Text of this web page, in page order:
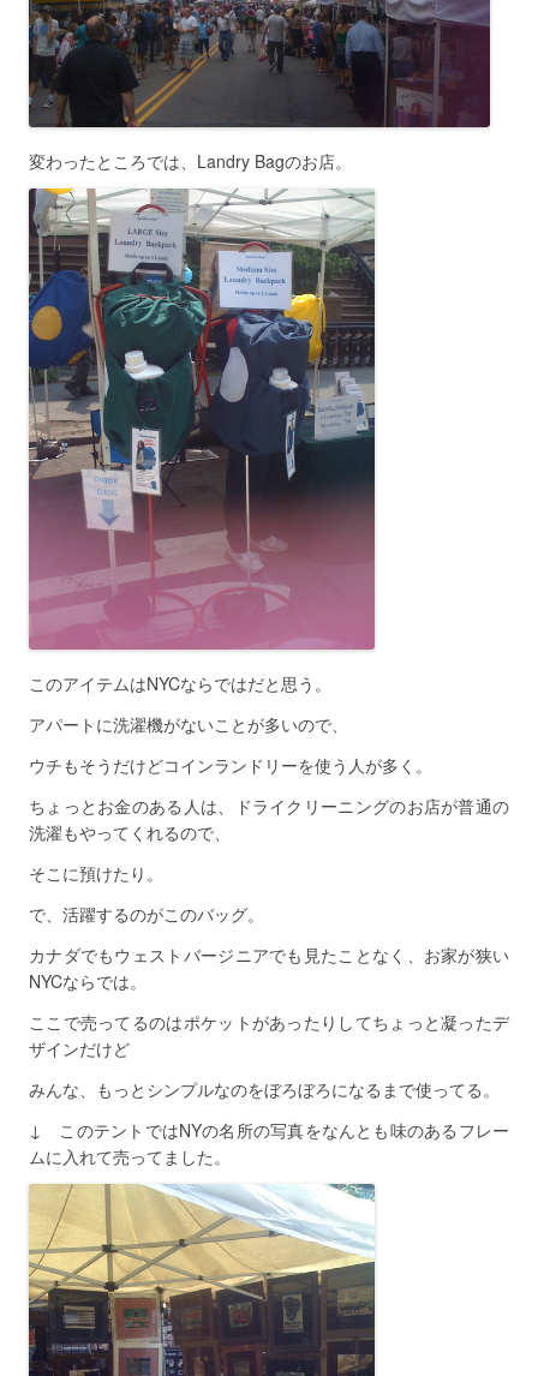
変わったところでは、Landry Bagのお店。
このアイテムはNYCならではだと思う。
アパートに洗濯機がないことが多いので、
ウチもそうだけどコインランドリーを使う人が多く。
ちょっとお金のある人は、ドライクリーニングのお店が普通の
洗濯もやってくれるので、
そこに預けたり。
で、活躍するのがこのバッグ。
カナダでもウェストバージニアでも見たことなく、お家が狭い
NYCならでは。
ここで売ってるのはポケットがあったりしてちょっと凝ったデ
ザインだけど
みんな、もっとシンプルなのをぼろぼろになるまで使ってる。
↓ このテントではNYの名所の写真をなんとも味のあるフレー
ムに入れて売ってました。